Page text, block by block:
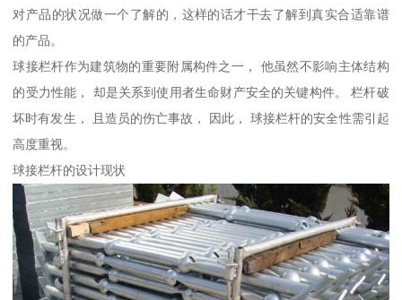
对产品的状况做一个了解的，这样的话才干去了解到真实合适靠谱
的产品。
球接栏杆作为建筑物的重要附属构件之一， 他虽然不影响主体结构
的受力性能， 却是关系到使用者生命财产安全的关键构件。 栏杆破
坏时有发生， 且造员的伤亡事故， 因此， 球接栏杆的安全性需引起
高度重视。
球接栏杆的设计现状